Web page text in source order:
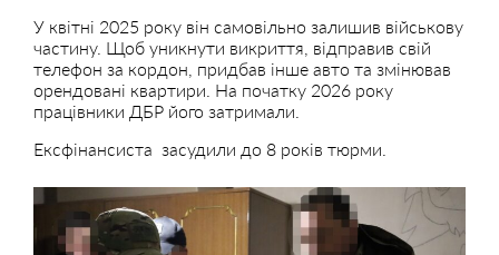
У квітні 2025 року він самовільно залишив військову
частину. Щоб уникнути викриття, відправив свій
телефон за кордон, придбав інше авто та змінював
орендовані квартири. На початку 2026 року
працівники ДБР його затримали.
Ексфінансиста засудили до 8 років тюрми.